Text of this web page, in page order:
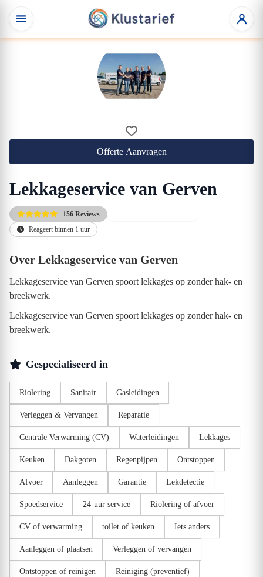
Offerte Aanvragen
Lekkageservice van Gerven
156 Reviews
Reageert binnen 1 uur
Over Lekkageservice van Gerven
Lekkageservice van Gerven spoort lekkages op zonder hak- en
breekwerk.
Lekkageservice van Gerven spoort lekkages op zonder hak- en
breekwerk.
Gespecialiseerd in
Riolering Sanitair Gasleidingen
Verleggen & Vervangen Reparatie
Centrale Verwarming (CV) Waterleidingen Lekkages
Keuken Dakgoten Regenpijpen Ontstoppen
Afvoer Aanleggen Garantie Lekdetectie
Spoedservice 24-uur service Riolering of afvoer
CV of verwarming toilet of keuken Iets anders
Aanleggen of plaatsen Verleggen of vervangen
Ontstoppen of reinigen Reiniging (preventief)